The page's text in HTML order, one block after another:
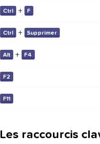
Ctrl + F
Ctrl + Supprimer
Alt + F4
F2
F11
Les raccourcis